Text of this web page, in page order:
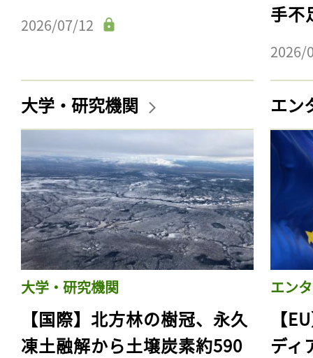
2026/07/12
手不
2026/
大学・研究機関
大学・研究機関
【国際】北方林の樹冠、永久
凍土融解から土壌炭素約590
エン
エン
【
ディ